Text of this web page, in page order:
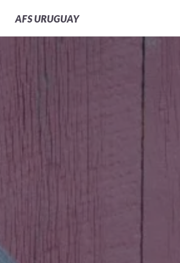
AFSURUGUAY